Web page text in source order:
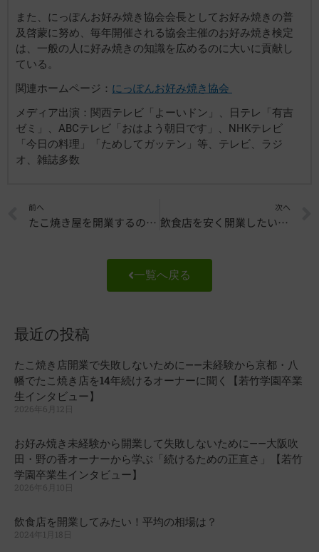
また、にっぽんお好み焼き協会会長としてお好み焼きの普
及啓蒙に努め、毎年開催される協会主催のお好み焼き検定
は、一般の人に好み焼きの知識を広めるのに大いに貢献し
ている。
関連ホームページ： にっぽんお好み焼き協会
メディア出演：関西テレビ「よーいドン」、日テレ「有吉
ゼミ」、ABCテレビ「おはよう朝日です」、NHKテレビ
「今日の料理」「ためしてガッテン」等、テレビ、ラジ
オ、雑誌多数
Prev
前へ
たこ焼き屋を開業するのに必要な道具って？
次へ
飲食店を安く開業したい！コツを紹介！
一覧へ戻る
最近の投稿
たこ焼き店開業で失敗しないために——未経験から京都・八
幡でたこ焼き店を14年続けるオーナーに聞く【若竹学園卒業
生インタビュー】
2026年6月12日
お好み焼き未経験から開業して失敗しないために——大阪吹
田・野の香オーナーから学ぶ「続けるための正直さ」【若竹
学園卒業生インタビュー】
2026年6月10日
飲食店を開業してみたい！平均の相場は？
2024年1月18日